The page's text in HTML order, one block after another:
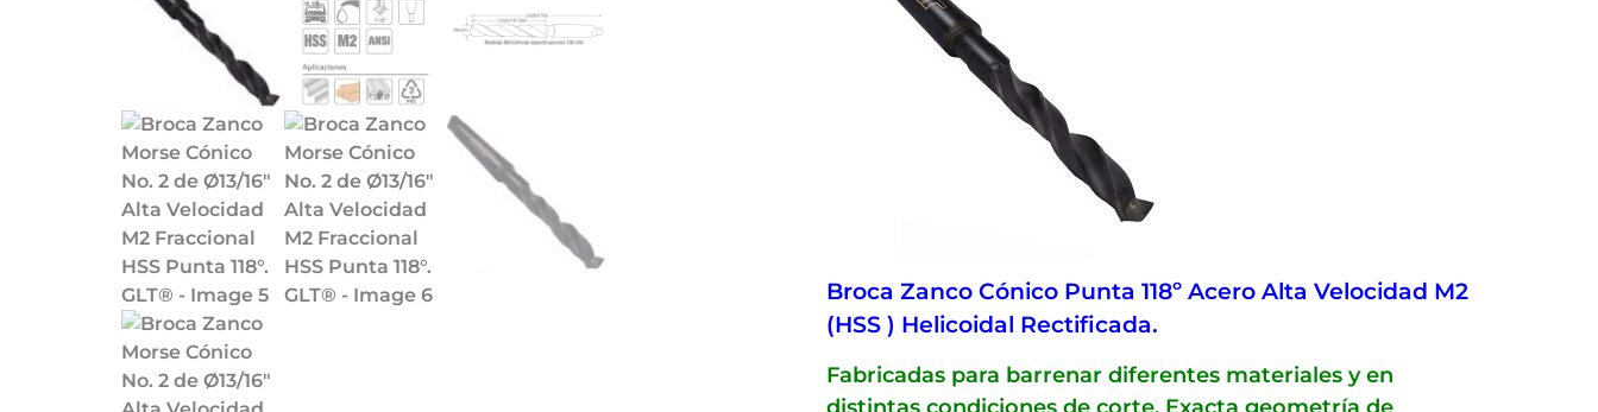
Broca Zanco Cónico Punta 118º Acero Alta Velocidad M2
(HSS ) Helicoidal Rectificada.
Fabricadas para barrenar diferentes materiales y en
distintas condiciones de corte. Exacta geometría de